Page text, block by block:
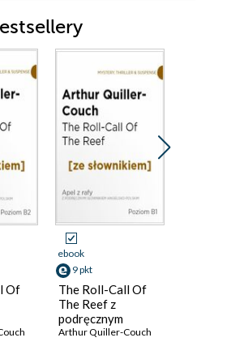
Of
ebook
9 pkt
The Roll-Call Of
The Reef z
podręcznym
słownikiem
Arthur Quiller-Couch